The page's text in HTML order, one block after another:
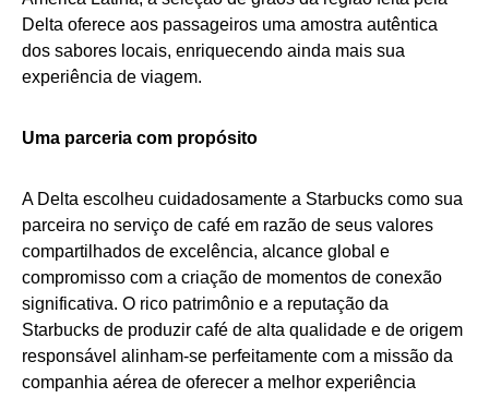
Delta oferece aos passageiros uma amostra autêntica
dos sabores locais, enriquecendo ainda mais sua
experiência de viagem.
Uma parceria com propósito
A Delta escolheu cuidadosamente a Starbucks como sua
parceira no serviço de café em razão de seus valores
compartilhados de excelência, alcance global e
compromisso com a criação de momentos de conexão
significativa. O rico patrimônio e a reputação da
Starbucks de produzir café de alta qualidade e de origem
responsável alinham-se perfeitamente com a missão da
companhia aérea de oferecer a melhor experiência